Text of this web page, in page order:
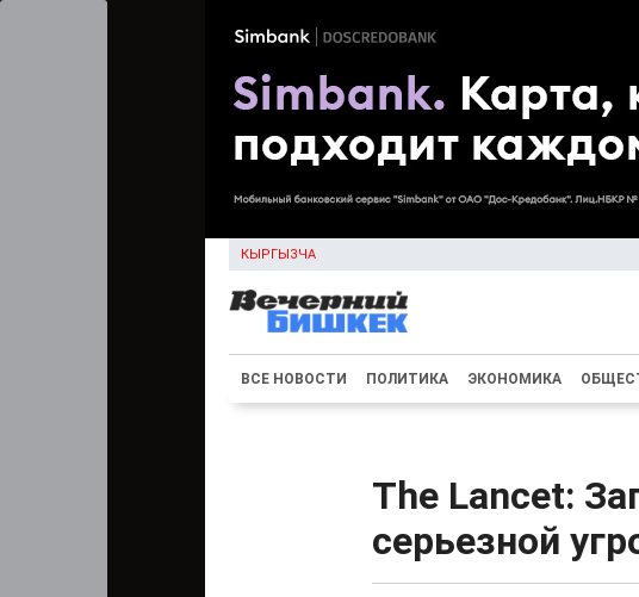
КЫРГЫЗЧА
ВСЕ НОВОСТИ ПОЛИТИКА ЭКОНОМИКА
The Lancet:
серьезной